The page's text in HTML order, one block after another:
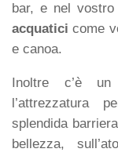
bar, e nel
acquatici come
e canoa.
Inoltre c’è
l’attrezzatura
splendida
bellezza,